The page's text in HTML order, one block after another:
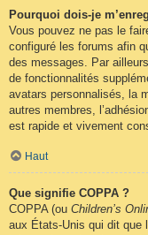
Pourquoi dois-je
Vous pouvez ne pas le
configuré les forums afin
des messages. Par
de fonctionnalités
avatars personnalisés, la
autres membres,
est rapide et vivement
Haut
Que signifie COPPA ?
COPPA (ou Children’s
aux États-Unis qui dit que